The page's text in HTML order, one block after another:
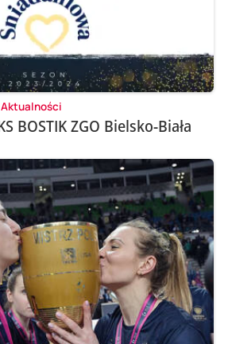
Aktualności
BOSTIK ZGO Bielsko-Biała